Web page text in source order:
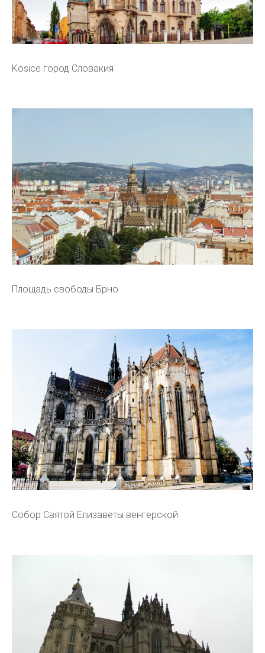
Kosice город Словакия
Площадь свободы Брно
Собор Святой Елизаветы венгерской